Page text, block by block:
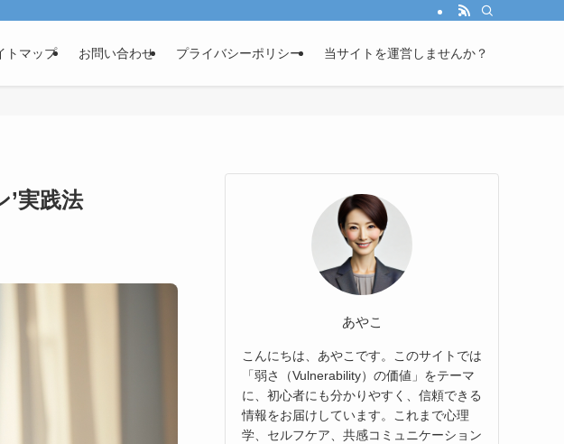
トマップ お問い合わせ プライバシーポリシー 当サイトを運営しませんか？
’実践法
あやこ
こんにちは、あやこです。このサイトでは
「弱さ（Vulnerability）の価値」をテーマ
に、初心者にも分かりやすく、信頼できる
情報をお届けしています。これまで心理
学、セルフケア、共感コミュニケーション